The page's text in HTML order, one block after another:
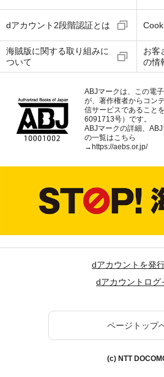
dアカウント2段階認証とは
海賊版に関する取り組みに
ついて
お客
の情
ABJマークは、この電
が、著作権者からコン
信サービスであること
6091713号）です。
ABJマークの詳細、
の一覧はこちら
→ https://aebs.or.jp/
dアカウントを発
dアカウントログ
ページトップ
(c) NTT